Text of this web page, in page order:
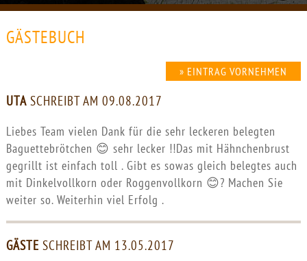
GÄSTEBUCH
» EINTRAG VORNEHMEN
UTASCHREIBT AM 09.08.2017
Liebes Team vielen Dank für die sehr leckeren belegten
Baguettebrötchen 😊 sehr lecker !!Das mit Hähnchenbrust
gegrillt ist einfach toll . Gibt es sowas gleich belegtes auch
mit Dinkelvollkorn oder Roggenvollkorn 😊? Machen Sie
weiter so. Weiterhin viel Erfolg .
GÄSTE SCHREIBT AM 13.05.2017